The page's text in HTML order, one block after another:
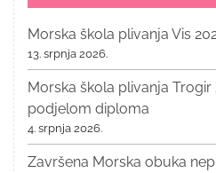
Morska škola plivanja Vis
13. srpnja 2026.
Morska škola plivanja Trogir
podjelom diploma
4. srpnja 2026.
Završena Morska obuka